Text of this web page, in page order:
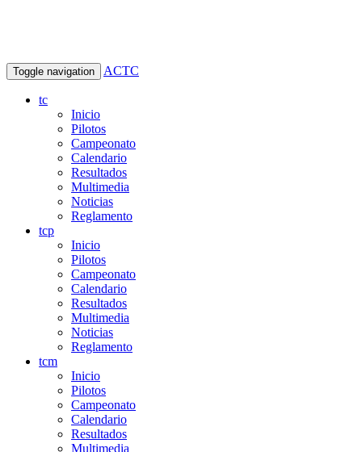
Toggle navigation ACTC
tc
Inicio
Pilotos
Campeonato
Calendario
Resultados
Multimedia
Noticias
Reglamento
tcp
Inicio
Pilotos
Campeonato
Calendario
Resultados
Multimedia
Noticias
Reglamento
tcm
Inicio
Pilotos
Campeonato
Calendario
Resultados
Multimedia